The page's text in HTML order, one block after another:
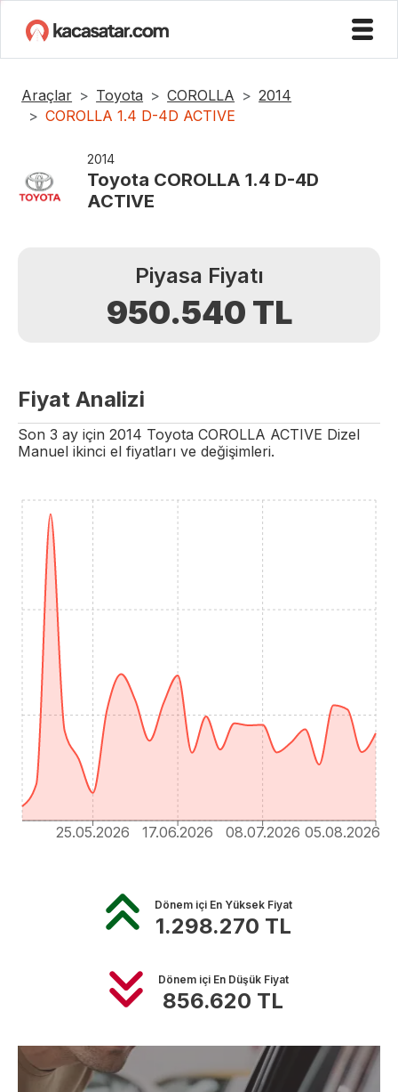
Araçlar Toyota COROLLA
2014
COROLLA 1.4 D-4D ACTIVE
2014
Toyota COROLLA 1.4 D-4D
ACTIVE
Piyasa Fiyatı
950.540 TL
Fiyat Analizi
Son 3 ay için 2014 Toyota COROLLA ACTIVE Dizel
Manuel ikinci el fiyatları ve değişimleri.
25.05.2026 17.06.2026 08.07.2026 05.08.2026
Dönem içi En Yüksek Fiyat
1.298.270 TL
Dönem içi En Düşük Fiyat
856.620 TL